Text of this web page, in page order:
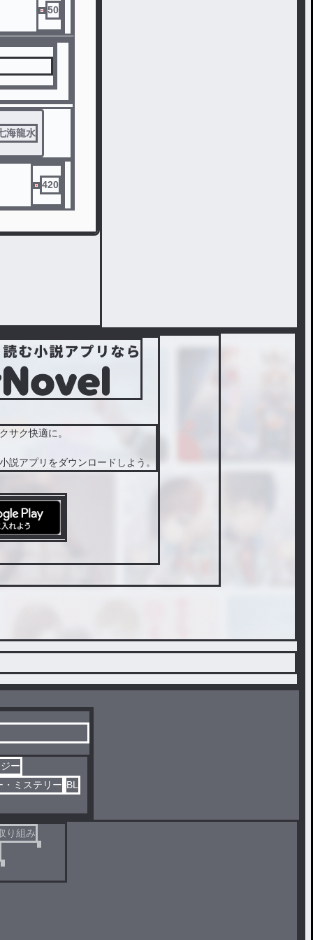
50
海龍水
420
サク快適に。
説アプリをダウンロードしよう。
ー
・ミステリー BL
り組み